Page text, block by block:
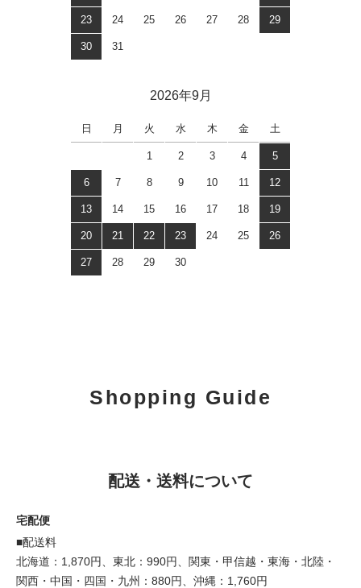
23 24 25 26 27 28 29
30 31
2026年9月
日 月 火 水 木 金 土
1 2 3 4 5
6 7 8 9 10 11 12
13 14 15 16 17 18 19
20 21 22 23 24 25 26
27 28 29 30
Shopping Guide
配送・送料について
宅配便
■配送料
北海道：1,870円、東北：990円、関東・甲信越・東海・北陸・
関西・中国・四国・九州：880円、沖縄：1,760円